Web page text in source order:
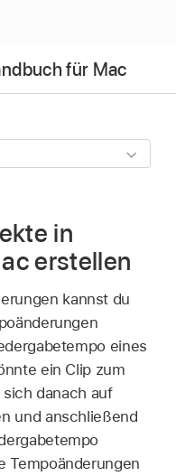
für Mac
in
erstellen
kannst du
eines
ein Clip zum
danach auf
und anschließend
Tempoänderungen